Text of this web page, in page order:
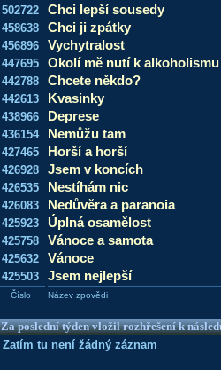
502722 Chci lepší sousedy
458638 Chci ji zpátky
456896 Vychytralost
447695 Okolí mě nutí k alkoholismu
442788 Chcete někdo?
442613 Kvasinky
438966 Deprese
436154 Nemůžu tam
427465 Horší a horší
426928 Jsem v koncích
426535 Nestíhám nic
426083 Nedůvěra a paranoia
425923 Úplná osamělost
425758 Vánoce a samota
425632 Vánoce
425503 Jsem nejlepší
Číslo Název zpovědi
Za poslední týden vložil rozhřešení k
Zatím tu není žádný záznam